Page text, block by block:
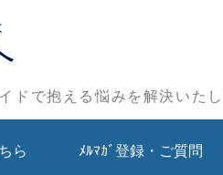
ドで抱える悩みを解決いたし
ら ﾒﾙﾏｶﾞ登録・ご質問